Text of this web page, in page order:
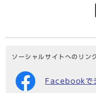
ソーシャルサイトへのリン
Facebookで